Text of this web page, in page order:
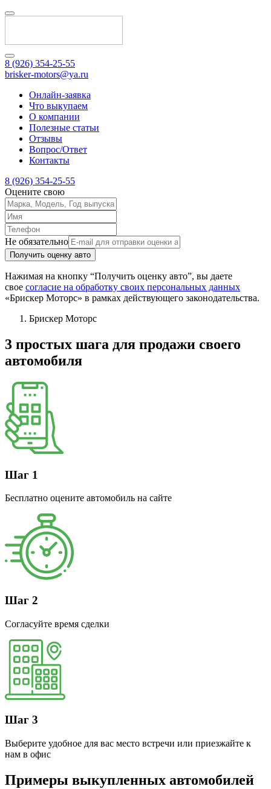
8 (926) 354-25-55
brisker-motors@ya.ru
Онлайн-заявка
Что выкупаем
О компании
Полезные статьи
Отзывы
Вопрос/Ответ
Контакты
8 (926) 354-25-55
Оцените свою
Не обязательно
Получить оценку авто
Нажимая на кнопку “Получить оценку авто”, вы даете
свое согласие на обработку своих персональных данных
«Брискер Моторс» в рамках действующего законодательства.
Брискер Моторс
3 простых шага для продажи своего
автомобиля
Шаг 1
Бесплатно оцените автомобиль на сайте
Шаг 2
Согласуйте время сделки
Шаг 3
Выберите удобное для вас место встречи или приезжайте к
нам в офис
Примеры выкупленных автомобилей